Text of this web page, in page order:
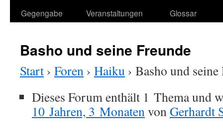
Gegengabe
Veranstaltungen
Glossar
Basho und seine Freunde
Start › Foren › Haiku › Basho und seine
Dieses Forum enthält 1 Thema und
10 Jahren, 3 MonatenvonGerhardt